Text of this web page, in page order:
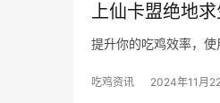
上仙卡盟绝地
提升你的吃鸡效率，使
吃鸡资讯 2024年11月